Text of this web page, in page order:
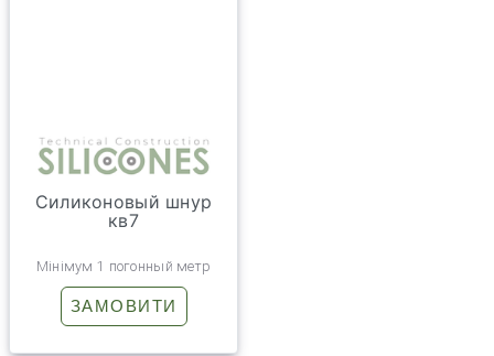
Силиконовый шнур
кв7
Мінімум 1 погонный метр
ЗАМОВИТИ